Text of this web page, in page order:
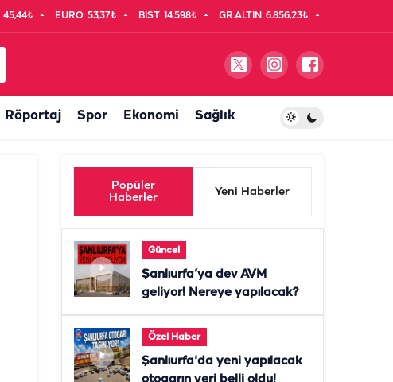
45,44₺ EURO 53,37₺ BIST 14.598₺ GR.ALTIN 6.856,23₺
Röportaj Spor Ekonomi Sağlık
Popüler
Haberler
Yeni Haberler
Güncel
Şanlıurfa’ya dev AVM
geliyor! Nereye yapılacak?
Özel Haber
Şanlıurfa'da yeni yapılacak